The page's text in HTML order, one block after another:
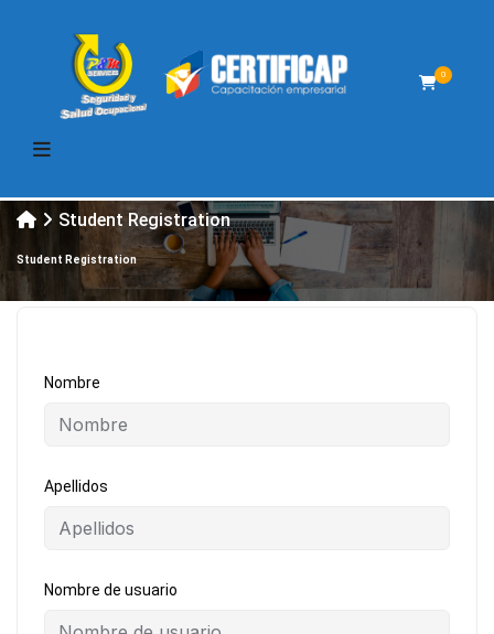
0
Student Registration
Student Registration
Nombre
Apellidos
Nombre de usuario